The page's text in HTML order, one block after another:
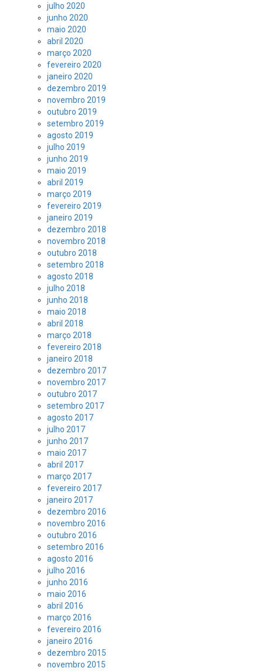
julho 2020
junho 2020
maio 2020
abril 2020
março 2020
fevereiro 2020
janeiro 2020
dezembro 2019
novembro 2019
outubro 2019
setembro 2019
agosto 2019
julho 2019
junho 2019
maio 2019
abril 2019
março 2019
fevereiro 2019
janeiro 2019
dezembro 2018
novembro 2018
outubro 2018
setembro 2018
agosto 2018
julho 2018
junho 2018
maio 2018
abril 2018
março 2018
fevereiro 2018
janeiro 2018
dezembro 2017
novembro 2017
outubro 2017
setembro 2017
agosto 2017
julho 2017
junho 2017
maio 2017
abril 2017
março 2017
fevereiro 2017
janeiro 2017
dezembro 2016
novembro 2016
outubro 2016
setembro 2016
agosto 2016
julho 2016
junho 2016
maio 2016
abril 2016
março 2016
fevereiro 2016
janeiro 2016
dezembro 2015
novembro 2015